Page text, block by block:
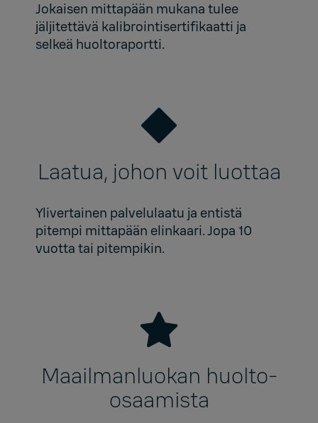
Jokaisen mittapään mukana tulee
jäljitettävä kalibrointisertifikaatti ja
selkeä huoltoraportti.
Laatua, johon voit luottaa
Ylivertainen palvelulaatu ja entistä
pitempi mittapään elinkaari. Jopa 10
vuotta tai pitempikin.
Maailmanluokan huolto-
osaamista